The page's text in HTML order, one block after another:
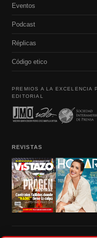
Eventos
Podcast
Réplicas
Código etico
PREMIOS A LA EXCELENCIA
EDITORIAL
REVISTAS